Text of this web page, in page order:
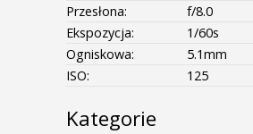
Przesłona:
f/8.0
Ekspozycja:
1/60s
Ogniskowa:
5.1mm
ISO:
125
Kategorie